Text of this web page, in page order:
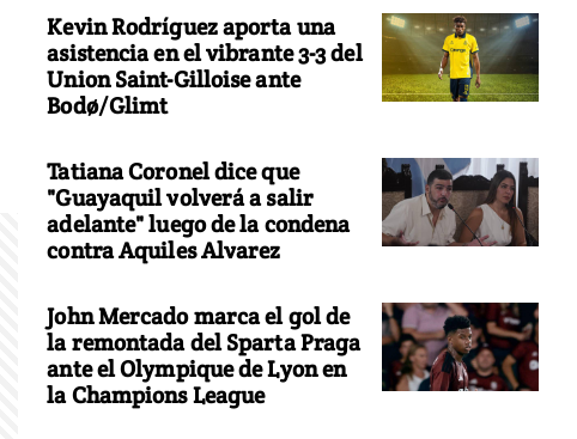
Kevin Rodríguez aporta una
asistencia en el vibrante 3-3 del
Union Saint-Gilloise ante
Bodø/Glimt
Tatiana Coronel dice que
"Guayaquil volverá a salir
adelante" luego de la condena
contra Aquiles Alvarez
John Mercado marca el gol de
la remontada del Sparta Praga
ante el Olympique de Lyon en
la Champions League